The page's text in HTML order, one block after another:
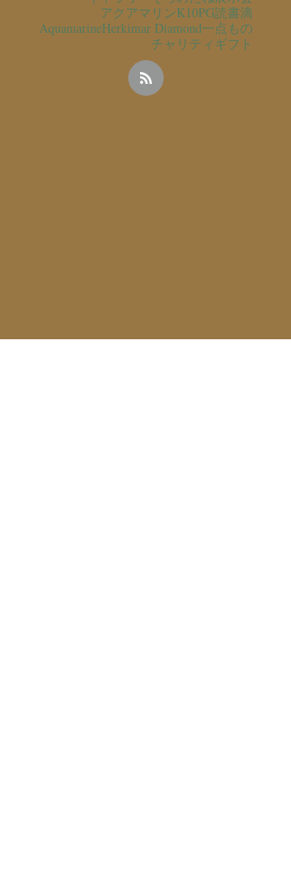
アクアマリンK10PG読書滴
AquamarineHerkimar Diamond一点もの
チャリティ ギフト